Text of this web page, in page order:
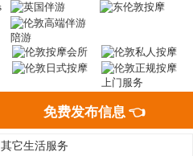
免费发布信息 👈
其它生活服务